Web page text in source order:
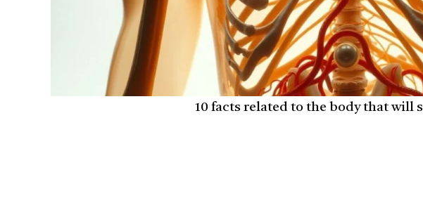
10 facts related to the body that will